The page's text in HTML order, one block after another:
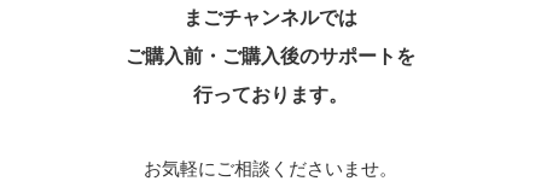
まごチャンネルでは
ご購入前・ご購入後のサポートを
行っております。
お気軽にご相談くださいませ。